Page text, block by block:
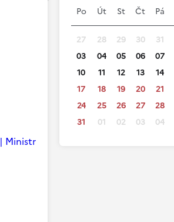
Po Út St Čt Pá
27 28 29 30 31
03
04 05 06 07
10
11 12 13 14
17
18 19 20 21
24
25 26 27 28
31
01 02 03 04
Ministr